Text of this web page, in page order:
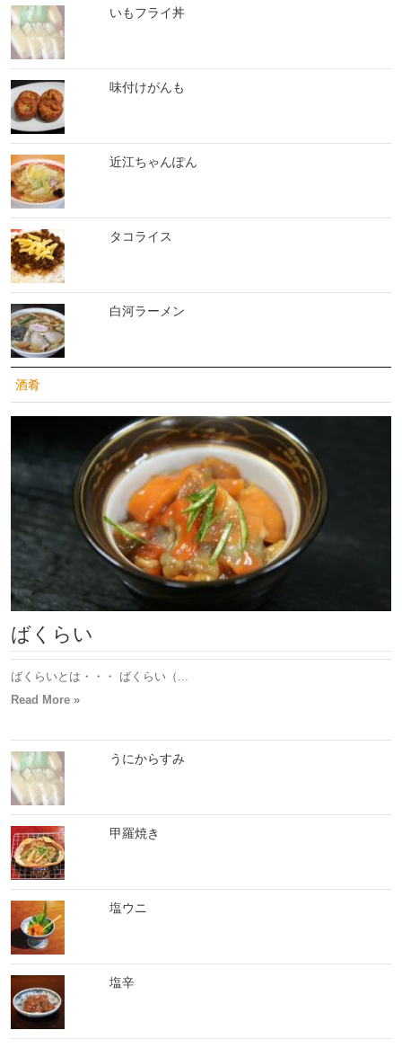
いもフライ丼
味付けがんも
近江ちゃんぽん
タコライス
白河ラーメン
酒肴
ばくらい
ばくらいとは・・・ ばくらい（...
Read More »
うにからすみ
甲羅焼き
塩ウニ
塩辛